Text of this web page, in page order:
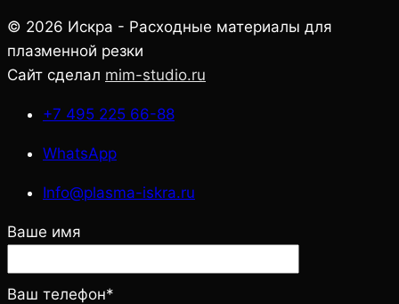
© 2026 Искра - Расходные материалы для
плазменной резки
Сайт сделал mim-studio.ru
+7 495 225 66-88
WhatsApp
Info@plasma-iskra.ru
Ваше имя
Ваш телефон*